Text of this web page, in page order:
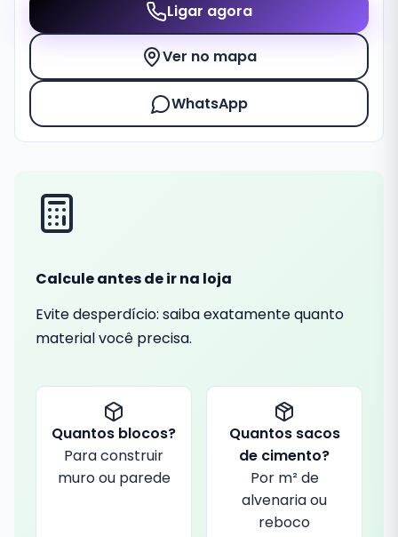
Ligar agora
Ver no mapa
WhatsApp
Calcule antes de ir na loja
Evite desperdício: saiba exatamente quanto
material você precisa.
Quantos blocos?
Para construir
muro ou parede
Quantos sacos
de cimento?
Por m² de
alvenaria ou
reboco